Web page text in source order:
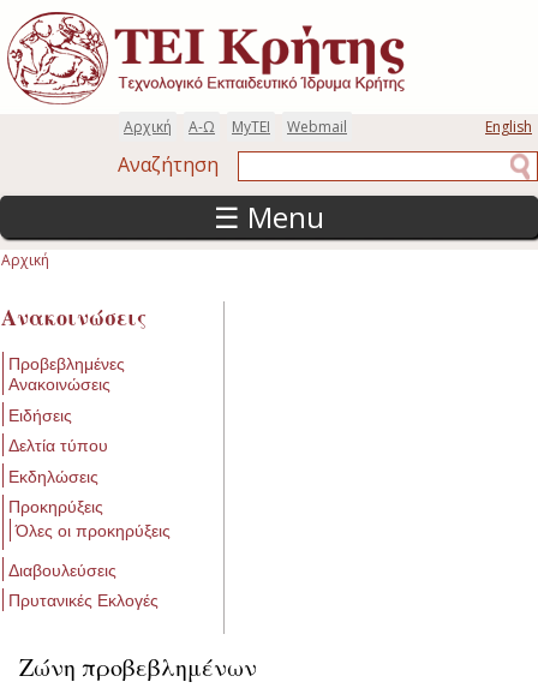
Παράκαμψη προς το κυρίως περιεχόμενο
English
Webmail
MyTEI
Α-Ω
Αρχική
Αναζήτηση
☰ Menu
Αρχική
Ανακοινώσεις
Προβεβλημένες
Ανακοινώσεις
Ειδήσεις
Δελτία τύπου
Εκδηλώσεις
Προκηρύξεις
Όλες οι προκηρύξεις
Διαβουλεύσεις
Πρυτανικές Εκλογές
Ζώνη προβεβλημένων